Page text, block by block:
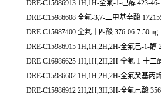
DRE-C15986913 1H,1H-全氟-1-己醇 423-46-
DRE-C15986608 全氟-3,7-二甲基辛酸
DRE-C15987400 全氟十四酸 376-06-7 50mg
DRE-C15986915 1H,1H,2H,2H-全氟己-1-醇
DRE-C16986625 1H,1H,2H,2H-全氟-1-十二
DRE-C15986602 1H,1H,2H,2H-全氟癸基丙
DRE-C15986912 2H,2H,3H,3H-全氟己酸